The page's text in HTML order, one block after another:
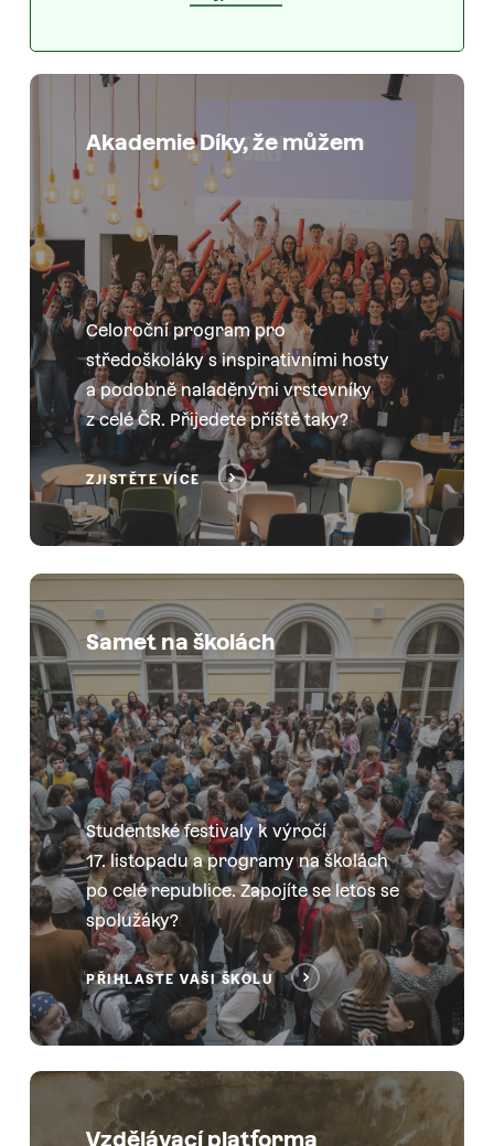
Akademie Díky, že můžem
Celoroční program pro
středoškoláky s inspirativními hosty
a podobně naladěnými vrstevníky
z celé ČR. Přijedete příště taky?
ZJISTĚTE VÍCE
Samet na školách
Studentské festivaly k výročí
17. listopadu a programy na školách
po celé republice. Zapojíte se letos se
spolužáky?
PŘIHLASTE VAŠI ŠKOLU
Vzdělávací platforma